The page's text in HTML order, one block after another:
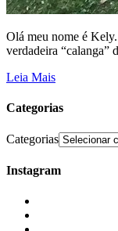
Olá meu nome é
verdadeira “calanga”
Leia Mais
Categorias
Categorias
Instagram